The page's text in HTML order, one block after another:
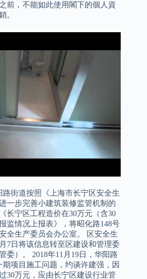
前，不能如此使用閣下的個人資
。
路街道按照《上海市长宁区安全生
一步完善小建筑装修监管机制的
长宁区工程造价在30万元（含30
监情况上报表》，将昭化路148号
全生产委员会办公室。 区安全生
7日将该信息转至区建设和管理委
委）。 2018年11月19日，华阳路
期项目施工问题，约谈许建强，因
30万元，应由长宁区建设行业管